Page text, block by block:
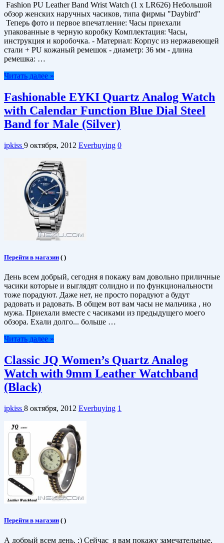
Fashion PU Leather Band Wrist Watch (1 x LR626) Небольшой
обзор женских наручных часиков, типа фирмы "Daybird"
Теперь фото и первое впечатление: Часы приехали
упакованные в черную коробку Комплектация: Часы,
инструкция и коробочка. - Материал: Корпус из нержавеющей
стали + PU кожаный ремешок - диаметр: 36 мм - длина
ремешка: …
Читать далее »
Fashionable EYKI Quartz Analog Watch
with Calendar Function Blue Dial Steel
Band for Male (Silver)
ipkiss 9 октября, 2012 Everbuying 0
Перейти в магазин ( )
День всем добрый, сегодня я покажу вам довольно приличные
часики которые и выглядят солидно и по функциональности
тоже порадуют. Даже нет, не просто порадуют а будут
радовать и радовать. В общем вот вам часы не мальчика , но
мужа. Приехали вместе с часиками из предыдущего моего
обзора. Ехали долго... больше …
Читать далее »
Classic JQ Women’s Quartz Analog
Watch with 9mm Leather Watchband
(Black)
ipkiss 8 октября, 2012 Everbuying 1
Перейти в магазин ( )
А добрый всем день. :) Сейчас я вам покажу замечательные,